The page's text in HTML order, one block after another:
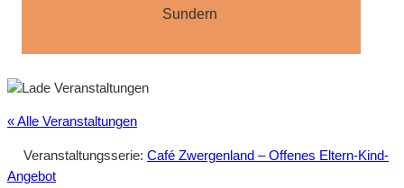
Sundern
« Alle Veranstaltungen
Veranstaltungsserie: Café Zwergenland – Offenes Eltern-Kind-
Angebot